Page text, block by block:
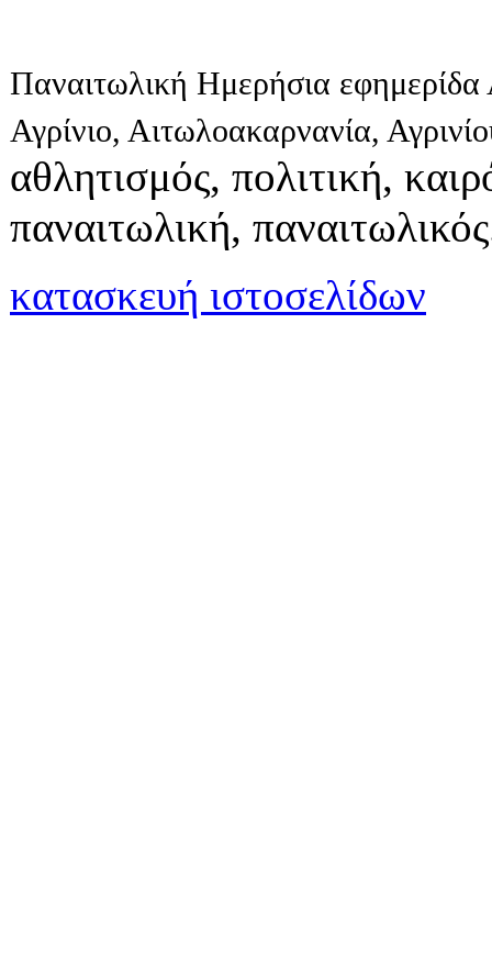
Παναιτωλική Ημερήσια εφημερίδα
Αγρίνιο, Αιτωλοακαρνανία,
αθλητισμός, πολιτική,
παναιτωλική,
κατασκευή ιστοσελίδων